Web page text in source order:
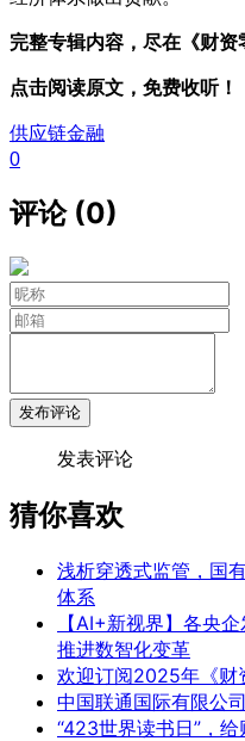
完整专辑内容，尽在《财资
点击阅读原文，免费收听！
供应链金融
0
评论 (0)
发布评论
发表评论
猜你喜欢
浅析穿透式监管，国
体系
【AI+新视界】各央
推进数智化变革
欢迎订阅2025年《财
中国联通国际有限公
“423世界读书日”，